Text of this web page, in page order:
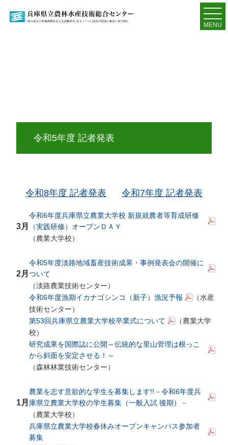
MENU
令和5年度 記者発表
令和8年度 記者発表 令和7年度 記者発表
3月
令和6年度兵庫県立農業大学校 新規就農者等育成研修
（実践研修）オープンＤＡＹ
（農業大学校）
2月
令和5年度淡路地域畜産技術成果・事例発表会の開催に
ついて
（淡路農業技術センター）
令和6年度漁期イカナゴシンコ（新子）漁況予報
（水産
技術センター）
第53回兵庫県立農業大学校卒業式について
（農業大学
校）
研究成果を国際誌に公開～伝統的な里山管理は根っこ
から斜面を安定させる！～
（森林林業技術センター）
1月
農業を志す意欲的な学生を募集します!!－令和6年度兵
庫県立農業大学校の学生募集（一般入試 後期）－
（農業大学校）
兵庫県立農業大学校春休みオープンキャンパス参加者
募集